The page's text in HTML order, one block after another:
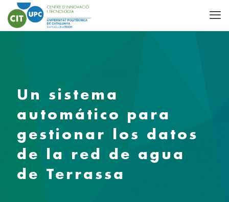
Un sistema
automático para
gestionar los datos
de la red de agua
de Terrassa